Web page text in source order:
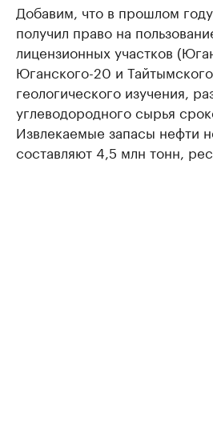
Добавим, что в прошлом
получил право на
лицензионных участков
Юганского-20 и
геологического изучения,
углеводородного сырья
Извлекаемые запасы нефти
составляют 4,5 млн тонн,